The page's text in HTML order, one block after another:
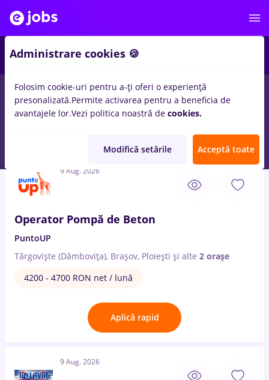
Full time Part time Fără experiență Entry-Level
9 Aug. 2026
Operator Pompă de Beton
PuntoUP
Târgoviște (Dâmbovița), Brașov, Ploiești și alte 2 orașe
4200 - 4700 RON net / lună
Aplică rapid
9 Aug. 2026
Administrare cookies 🍪
Folosim cookie-uri pentru a-ți oferi o experiență
presonalizată.Permite activarea pentru a beneficia de
avantajele lor.Vezi politica noastră de cookies.
Modifică setările Acceptă toate